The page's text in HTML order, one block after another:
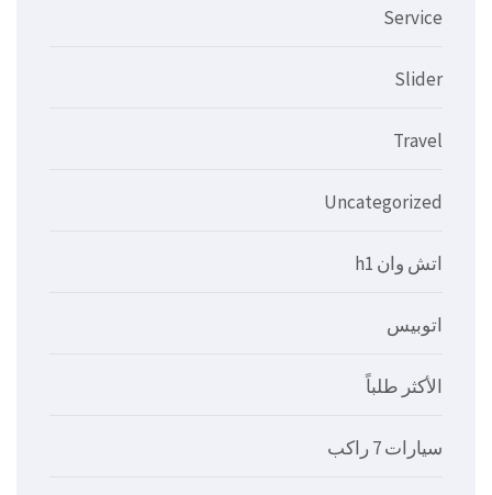
Service
Slider
Travel
Uncategorized
اتش وان h1
اتوبيس
الأكثر طلباً
سيارات 7 راكب